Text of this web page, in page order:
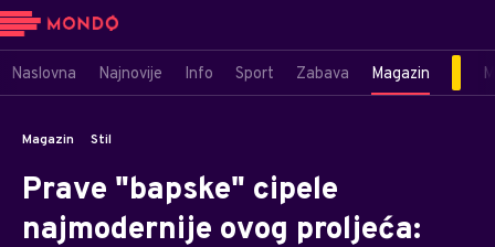
Naslovna Najnovije Info Sport Zabava Magazin
Magazin Stil
Prave "bapske" cipele
najmodernije ovog proljeća: